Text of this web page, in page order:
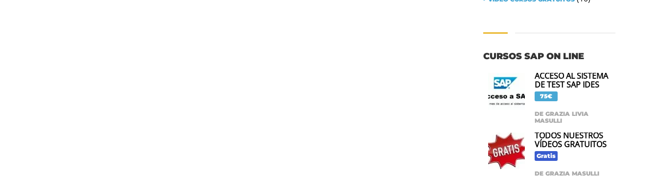
CURSOS SAP ON LINE
ACCESO AL SISTEMA
DE TEST SAP IDES
75€
DE GRAZIA LIVIA
MASULLI
TODOS NUESTROS
VÍDEOS GRATUITOS
Gratis
DE GRAZIA MASULLI